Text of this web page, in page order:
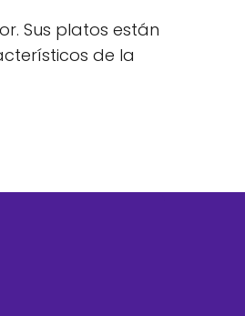
Sus platos están
de la